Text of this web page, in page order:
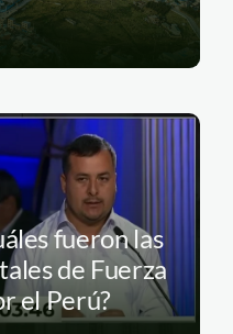
fueron las
de Fuerza
el Perú?